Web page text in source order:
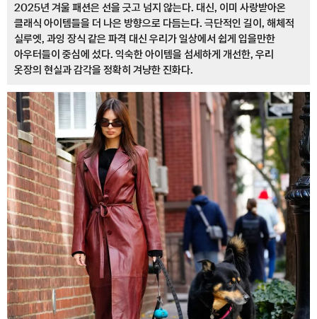
2025년 겨울 패션은 선을 긋고 넘지 않는다. 대신, 이미 사랑받아온
클래식 아이템들을 더 나은 방향으로 다듬는다. 극단적인 길이, 해체적
실루엣, 과잉 장식 같은 파격 대신 우리가 일상에서 쉽게 입을만한
아우터들이 중심에 섰다. 익숙한 아이템을 섬세하게 개선한, 우리
옷장의 현실과 감각을 정확히 겨냥한 진화다.